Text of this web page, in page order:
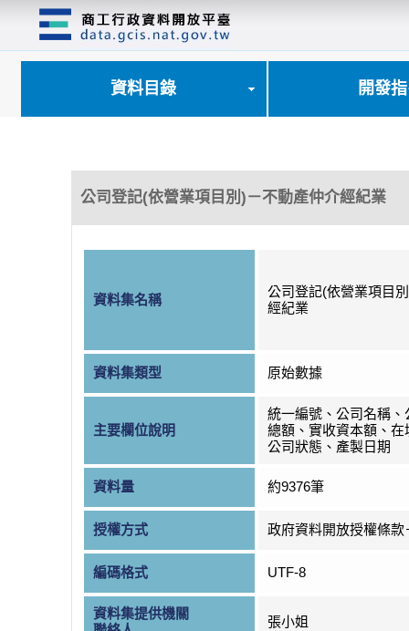
資料目錄 開發
公司登記(依營業項目別)－不動產仲介經紀業
資料集名稱
公司登記(依營業項目
經紀業
資料集類型 原始數據
主要欄位說明
統一編號、公司名稱、
總額、實收資本額、在
公司狀態、產製日期
資料量 約9376筆
授權方式 政府資料開放授權條款
編碼格式 UTF-8
資料集提供機關
張小姐